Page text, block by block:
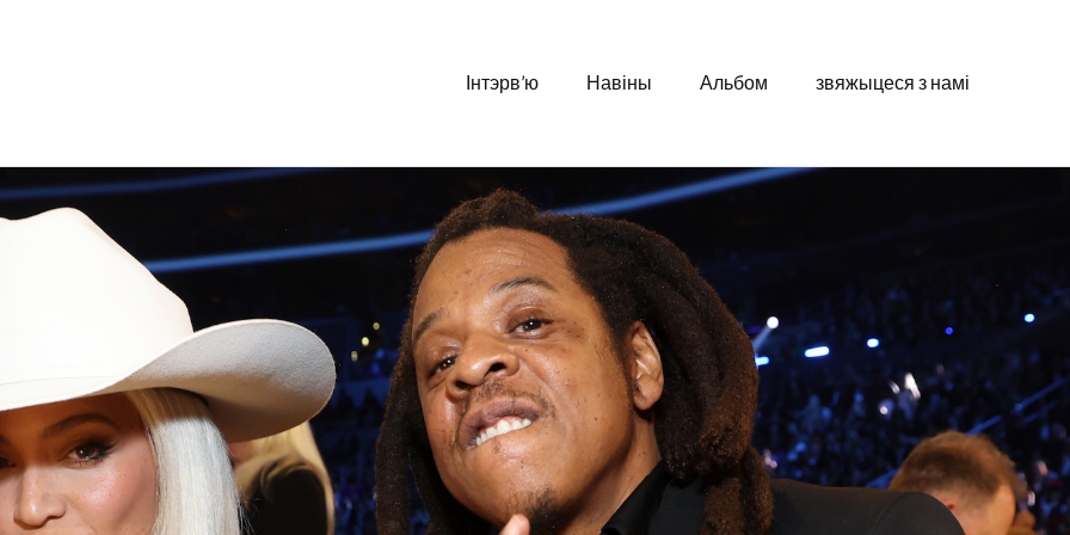
Інтэрв’ю Навіны Альбом звяжыцеся з намі